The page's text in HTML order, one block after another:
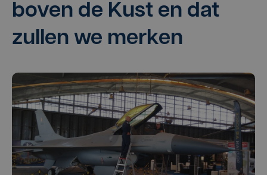
boven de Kust en dat
zul­len we merken